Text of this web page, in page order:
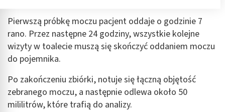
Pierwszą próbkę moczu pacjent oddaje o godzinie 7
rano. Przez następne 24 godziny, wszystkie kolejne
wizyty w toalecie muszą się skończyć oddaniem moczu
do pojemnika.
Po zakończeniu zbiórki, notuje się łączną objętość
zebranego moczu, a następnie odlewa około 50
mililitrów, które trafią do analizy.
dostęp do nich
Wykorzystywanie ograniczonych danych do
wyboru reklam
Tworzenie profili w celu spersonalizowanych
reklam
Wykorzystanie profili do wyboru
spersonalizowanych reklam